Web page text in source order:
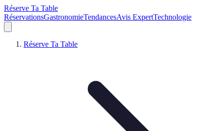
Réserve Ta Table
RéservationsGastronomieTendancesAvis ExpertTechnologie
Réserve Ta Table